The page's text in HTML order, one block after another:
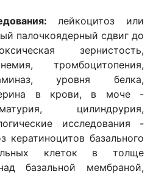
лейкоцитоз или
палочкоядерный сдвиг до
зернистость,
тромбоцитопения,
уровня белка,
в крови, в моче -
цилиндрурия,
исследования -
кератиноцитов базального
клеток в толще
базальной мембраной,